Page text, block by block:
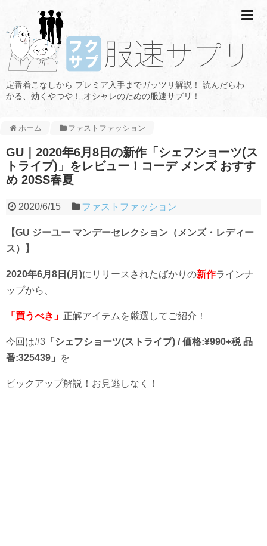
定番着こなしから プレミア入手までガッツリ解説！ 読んだらわ
かる、効くやつや！ オシャレのための服速サプリ！
ホーム ファストファッション
GU｜2020年6月8日の新作「シェフショーツ(ス
トライプ)」をレビュー！コーデ メンズ おすす
め 20SS春夏
2020/6/15 ファストファッション
【GU ジーユー マンデーセレクション（ メンズ・レディー
ス）】
2020年6月8日(月)にリリースされたばかりの新作ラインナ
ップから、
「買うべき」 正解アイテムを厳選してご紹介！
今回は#3 「シェフショーツ(ストライプ) / 価格:¥990+税品
番:325439 」 を
ピックアップ解説！お見逃しなく！